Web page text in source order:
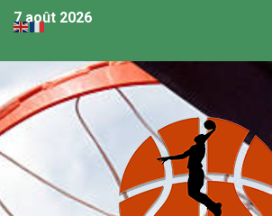
7 août 2026